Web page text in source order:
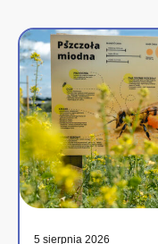
5 sierpnia 2026